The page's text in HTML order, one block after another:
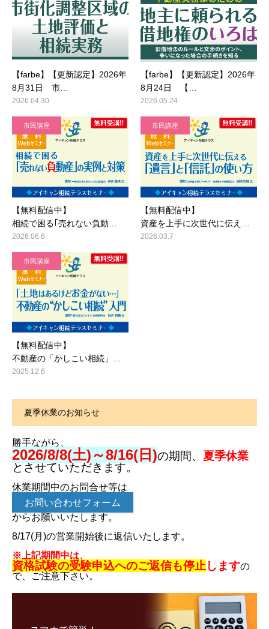
【farbe】【更新認定】2026年
8月31日 市…
2026.04.30
【farbe】【更新認定】2026年
8月24日 【…
2026.05.24
市民講座
【無料配信中】
相続で困る｢売れない負動…
2026.06.6
市民講座
【無料配信中】
資産を上手に次世代に伝え…
2026.03.7
市民講座
【無料配信中】
不動産の「かしこい相続」…
2025.12.6
夏季休業のお知らせ
勝手ながら、
2026/8/8(土)～8/16(日)の期間、 夏季休業
とさせていただきます。
休業期間中のお問合せ等は
お問い合わせフォーム
からお願いいたします。
8/17(月)の営業開始後に返信いたします。
※上記期間中は、
資格試験の受験申込へのご返信も停止 しますの
で、ご注意下さい。